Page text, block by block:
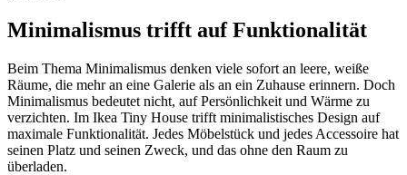
Minimalismus trifft auf Funktionalität
Beim Thema Minimalismus denken viele sofort an leere, weiße
Räume, die mehr an eine Galerie als an ein Zuhause erinnern. Doch
Minimalismus bedeutet nicht, auf Persönlichkeit und Wärme zu
verzichten. Im Ikea Tiny House trifft minimalistisches Design auf
maximale Funktionalität. Jedes Möbelstück und jedes Accessoire hat
seinen Platz und seinen Zweck, und das ohne den Raum zu
überladen.